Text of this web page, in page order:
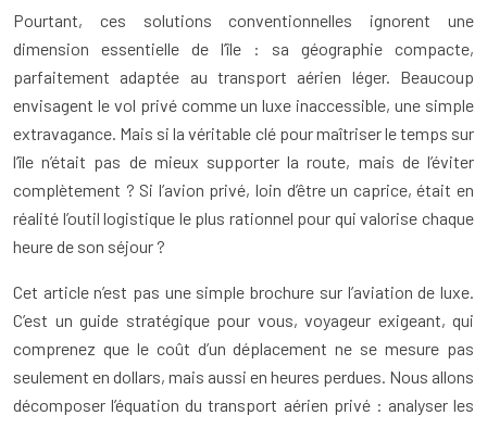
Pourtant, ces solutions conventionnelles ignorent une
dimension essentielle de l’île : sa géographie compacte,
parfaitement adaptée au transport aérien léger. Beaucoup
envisagent le vol privé comme un luxe inaccessible, une simple
extravagance. Mais si la véritable clé pour maîtriser le temps sur
l’île n’était pas de mieux supporter la route, mais de l’éviter
complètement ? Si l’avion privé, loin d’être un caprice, était en
réalité l’outil logistique le plus rationnel pour qui valorise chaque
heure de son séjour ?
Cet article n’est pas une simple brochure sur l’aviation de luxe.
C’est un guide stratégique pour vous, voyageur exigeant, qui
comprenez que le coût d’un déplacement ne se mesure pas
seulement en dollars, mais aussi en heures perdues. Nous allons
décomposer l’équation du transport aérien privé : analyser les